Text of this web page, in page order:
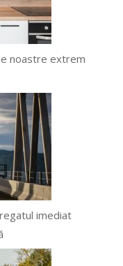
noastre extrem
imediat